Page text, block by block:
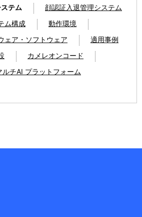
テム
顔認証入退管理システム
ム構成
動作環境
ェア・ソフトウェア
適用事例
カメレオンコード
ルチAI プラットフォーム